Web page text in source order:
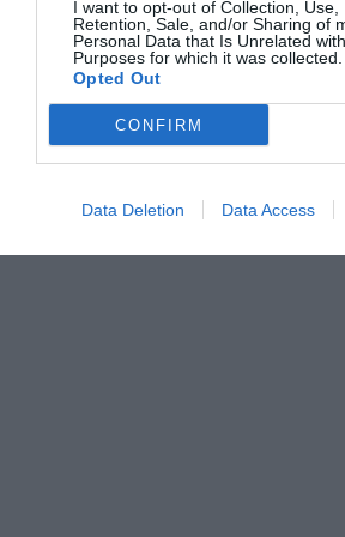
I want to opt-out of Collection, Use,
Retention, Sale, and/or Sharing of
Personal Data that Is Unrelated
Purposes for which it was collected.
Opted Out
CONFIRM
Data Deletion Data Access